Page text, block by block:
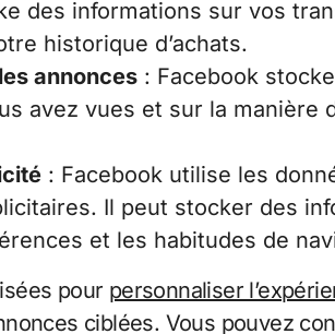
des informations sur vos
historique d’achats.
annonces : Facebook
avez vues et sur la manière
: Facebook utilise les
Il peut stocker des
et les habitudes de
pour personnaliser
ciblées. Vous pouvez